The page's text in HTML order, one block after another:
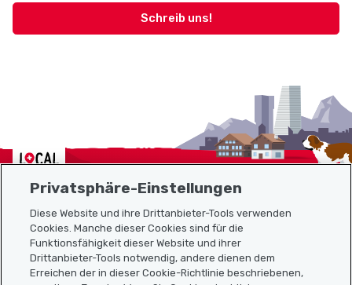
Schreib uns!
Localcities
Sitemap
Nützliche Links
Privatsphäre-Einstellungen
Diese Website und ihre Drittanbieter-Tools verwenden
Cookies. Manche dieser Cookies sind für die
Funktionsfähigkeit dieser Website und ihrer
Drittanbieter-Tools notwendig, andere dienen dem
Erreichen der in dieser Cookie-Richtlinie beschriebenen,